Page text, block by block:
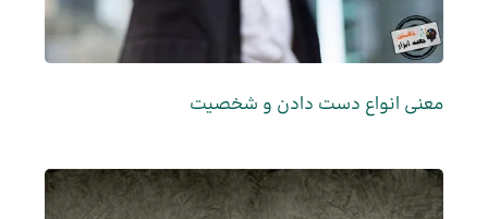
معنی انواع دست دادن و شخصیت